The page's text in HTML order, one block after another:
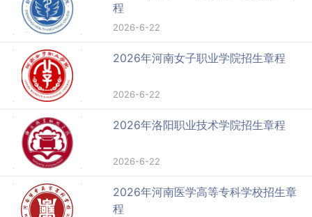
程
2026-6-22
2026年河南女子职业学院招生章程
2026-6-22
2026年洛阳职业技术学院招生章程
2026-6-22
2026年河南医学高等专科学校招生章
程